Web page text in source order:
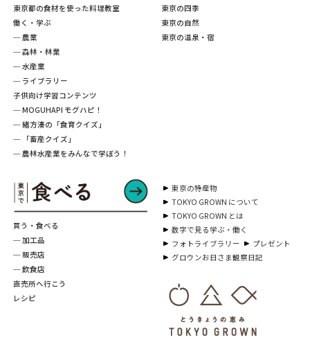
東京都の食材を使った料理教室
働く・学ぶ
─ 農業
─ 森林・林業
─ 水産業
─ ライブラリー
子供向け学習コンテンツ
─ MOGUHAPI モグハピ！
─ 緒方湊の「食育クイズ」
─ 「畜産クイズ」
─ 農林水産業をみんなで学ぼう！
買う・食べる
─ 加工品
─ 販売店
─ 飲食店
直売所へ行こう
レシピ
東京の四季
東京の自然
東京の温泉・宿
東京の特産物
TOKYO GROWN について
TOKYO GROWN とは
数字で見る学ぶ・働く
フォトライブラリー
プレゼント
グロウンお日さま観察日記